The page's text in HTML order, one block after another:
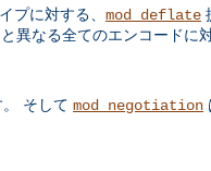
プに対する、 mod_deflate
異なる全てのエンコードに
そして mod_negotiation